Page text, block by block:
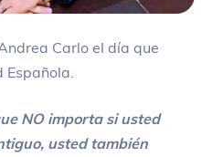
Carlo el día que
NO importa si usted
usted también